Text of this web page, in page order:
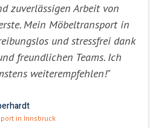
zuverlässigen Arbeit von
Mein Möbeltransport in
und stressfrei dank
freundlichen Teams. Ich
weiterempfehlen!"
in Innsbruck